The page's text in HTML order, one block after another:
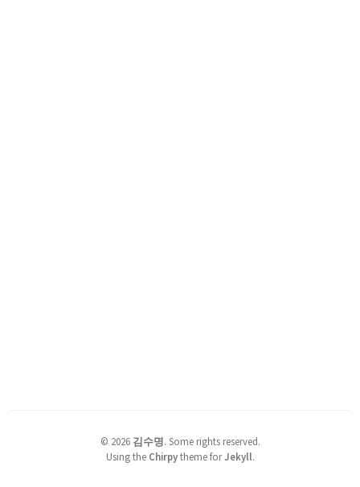
© 2026 김수명. Some rights reserved.
Using the Chirpytheme forJekyll.